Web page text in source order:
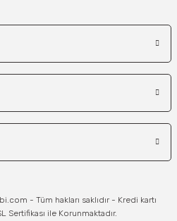
- Tüm hakları saklıdır - Kredi kartı
Sertifikası ile Korunmaktadır.